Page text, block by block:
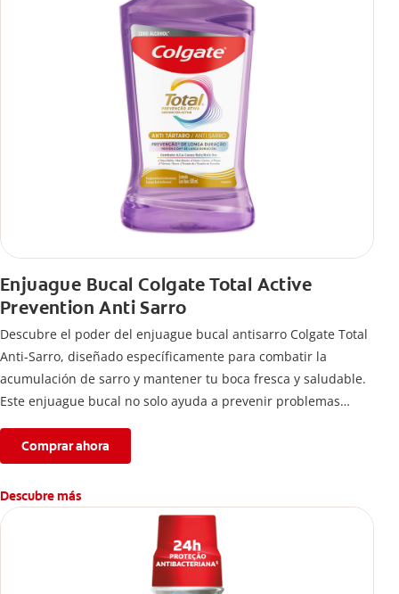
Enjuague Bucal Colgate Total Active
Prevention Anti Sarro
Descubre el poder del enjuague bucal antisarro Colgate Total
Anti-Sarro, diseñado específicamente para combatir la
acumulación de sarro y mantener tu boca fresca y saludable.
Este enjuague bucal no solo ayuda a prevenir problemas
Comprar ahora
Descubre más